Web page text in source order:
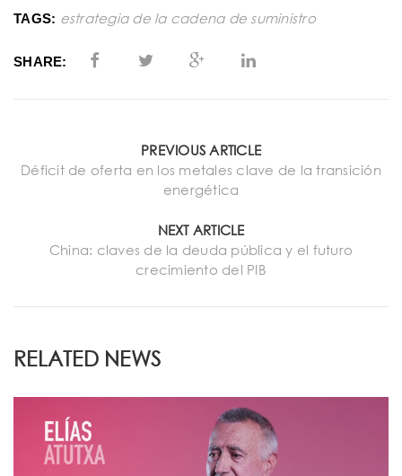
TAGS: estrategia de la cadena de suministro
SHARE:
PREVIOUS ARTICLE
Déficit de oferta en los metales clave de la transición
energética
NEXT ARTICLE
China: claves de la deuda pública y el futuro
crecimiento del PIB
RELATED NEWS